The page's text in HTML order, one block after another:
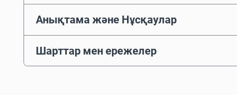
Анықтама және Нұсқаулар
Шарттар мен ережелер